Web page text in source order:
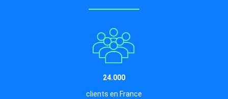
24.000
clients en France